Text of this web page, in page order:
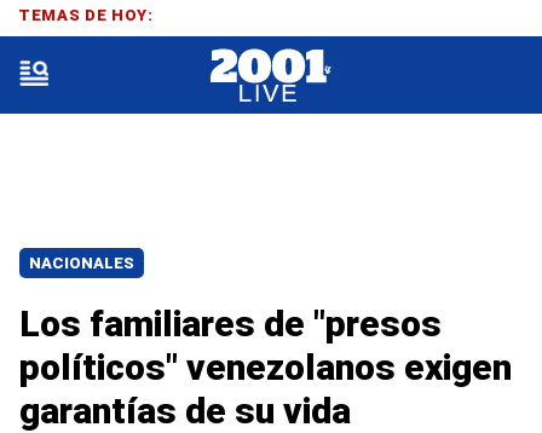
NACIONALES
Los familiares de "presos
políticos" venezolanos exigen
garantías de su vida
TEMAS DE HOY: